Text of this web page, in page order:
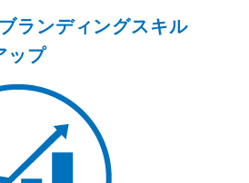
ランディングスキル
ップ